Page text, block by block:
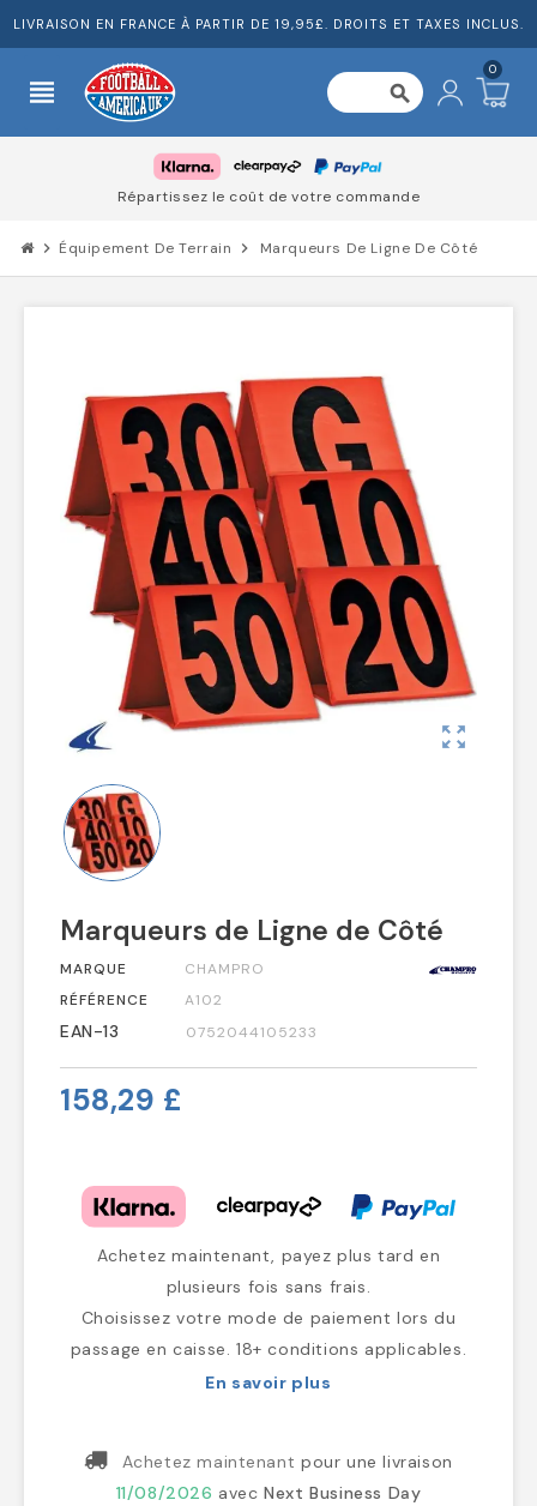
LIVRAISON EN FRANCE À PARTIR DE 19,95£. DROITS ET TAXES INCLUS.
view_headline search
0
Répartissez le coût de votre commande
chevron_right Équipement De Terrain chevron_right Marqueurs De Ligne De Côté
zoom_out_map
Marqueurs de Ligne de Côté
MARQUE
CHAMPRO
RÉFÉRENCE
A102
EAN-13 0752044105233
158,29 £
Achetez maintenant, payez plus tard en
plusieurs fois sans frais.
Choisissez votre mode de paiement lors du
passage en caisse. 18+ conditions applicables.
En savoir plus
Achetez maintenant pour une livraison
11/08/2026 avecNext Business Day